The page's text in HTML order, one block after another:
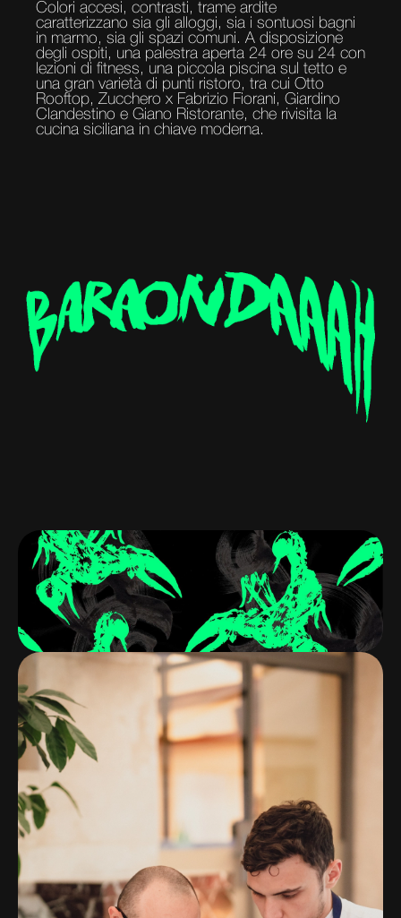
Colori accesi, contrasti, trame ardite
caratterizzano sia gli alloggi, sia i sontuosi bagni
in marmo, sia gli spazi comuni. A disposizione
degli ospiti, una palestra aperta 24 ore su 24 con
lezioni di fitness, una piccola piscina sul tetto e
una gran varietà di punti ristoro, tra cui Otto
Rooftop, Zucchero x Fabrizio Fiorani, Giardino
Clandestino e Giano Ristorante, che rivisita la
cucina siciliana in chiave moderna.